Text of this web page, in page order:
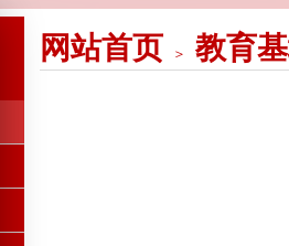
网站首页 ＞ 教育